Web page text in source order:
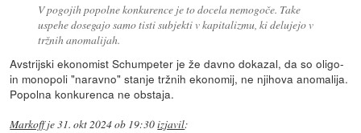
V pogojih popolne konkurence je to docela nemogoče. Take
uspehe dosegajo samo tisti subjekti v kapitalizmu, ki delujejo v
tržnih anomalijah.
Avstrijski ekonomist Schumpeter je že davno dokazal, da so oligo-
in monopoli "naravno" stanje tržnih ekonomij, ne njihova anomalija.
Popolna konkurenca ne obstaja.
Markoffje31. okt 2024 ob 19:30izjavil: